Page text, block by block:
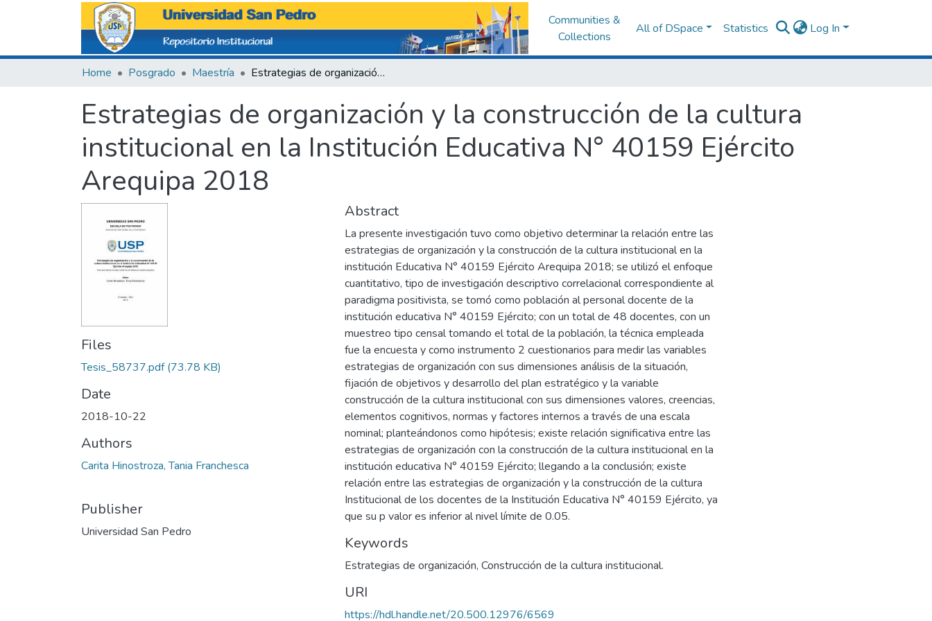
Communities &
Collections
All of DSpace Statistics Log In
Home Posgrado Maestría Estrategias de organización y la construcción de la cultura institucional en la Institución Educativa N° 40159 Ejército Arequipa 2018
Estrategias de organización y la construcción de la cultura
institucional en la Institución Educativa N° 40159 Ejército
Arequipa 2018
Files
Tesis_58737.pdf(73.78 KB)
Date
2018-10-22
Authors
Carita Hinostroza, Tania Franchesca
Publisher
Universidad San Pedro
Abstract
La presente investigación tuvo como objetivo determinar la relación entre las
estrategias de organización y la construcción de la cultura institucional en la
institución Educativa N° 40159 Ejército Arequipa 2018; se utilizó el enfoque
cuantitativo, tipo de investigación descriptivo correlacional correspondiente al
paradigma positivista, se tomó como población al personal docente de la
institución educativa N° 40159 Ejército; con un total de 48 docentes, con un
muestreo tipo censal tomando el total de la población, la técnica empleada
fue la encuesta y como instrumento 2 cuestionarios para medir las variables
estrategias de organización con sus dimensiones análisis de la situación,
fijación de objetivos y desarrollo del plan estratégico y la variable
construcción de la cultura institucional con sus dimensiones valores, creencias,
elementos cognitivos, normas y factores internos a través de una escala
nominal; planteándonos como hipótesis; existe relación significativa entre las
estrategias de organización con la construcción de la cultura institucional en la
institución educativa N° 40159 Ejército; llegando a la conclusión; existe
relación entre las estrategias de organización y la construcción de la cultura
Institucional de los docentes de la Institución Educativa N° 40159 Ejército, ya
que su p valor es inferior al nivel límite de 0.05.
Keywords
Estrategias de organización, Construcción de la cultura institucional.
URI
https://hdl.handle.net/20.500.12976/6569